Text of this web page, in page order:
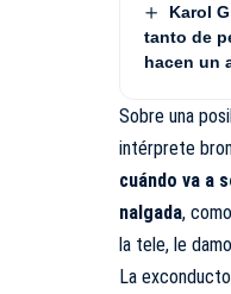
Karol
tanto de
hacen un
Sobre una
intérprete
cuándo va a
nalgada,
la tele, le
La